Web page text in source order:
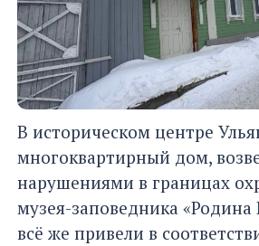
В историческом центре
многоквартирный дом,
нарушениями в границах
музея-заповедника
всё же привели в